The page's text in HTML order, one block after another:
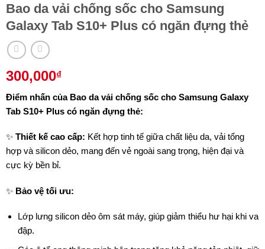
Bao da vải chống sốc cho Samsung
Galaxy Tab S10+ Plus có ngăn đựng thẻ
300,000₫
Điểm nhấn của Bao da vải chống sốc cho Samsung Galaxy
Tab S10+ Plus có ngăn đựng thẻ:
✨ Thiết kế cao cấp: Kết hợp tinh tế giữa chất liệu da, vải tổng
hợp và silicon dẻo, mang đến vẻ ngoài sang trọng, hiện đại và
cực kỳ bền bỉ.
✨ Bảo vệ tối ưu:
Lớp lưng silicon dẻo ôm sát máy, giúp giảm thiểu hư hại khi va
đập.